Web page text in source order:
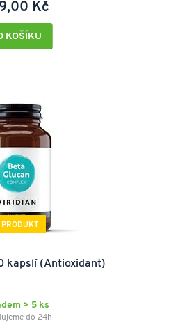
Kč
KOŠÍKU
PRODUKT
kapslí (Antioxidant)
> 5 ks
do 24h